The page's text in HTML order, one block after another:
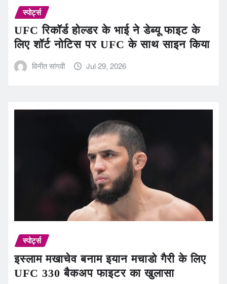
स्पोर्ट्स
UFC रिकॉर्ड होल्डर के भाई ने डेब्यू फाइट के
लिए शॉर्ट नोटिस पर UFC के साथ साइन किया
विनीत सांगवी Jul 29, 2026
स्पोर्ट्स
इस्लाम मखाचेव बनाम इयान मचाडो गैरी के लिए
UFC 330 बैकअप फाइटर का खुलासा